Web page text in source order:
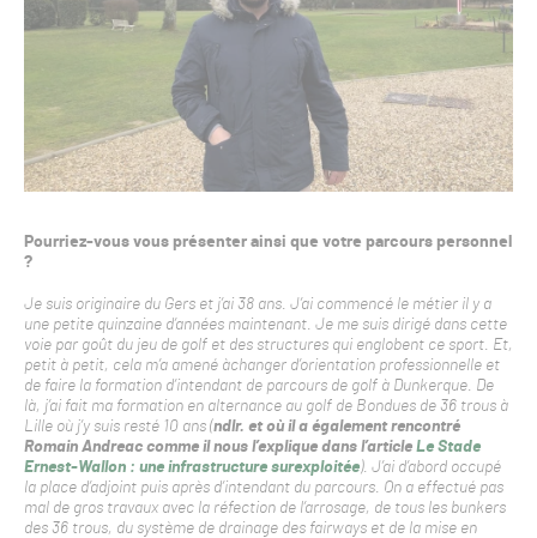
Pourriez-vous vous présenter ainsi que votre parcours personnel
?
Je suis originaire du Gers et j’ai 38 ans. J’ai commencé le métier il y a
une petite quinzaine d’années maintenant. Je me suis dirigé dans cette
voie par goût du jeu de golf et des structures qui englobent ce sport. Et,
petit à petit, cela m’a amené àchanger d’orientation professionnelle et
de faire la formation d’intendant de parcours de golf à Dunkerque. De
là, j’ai fait ma formation en alternance au golf de Bondues de 36 trous à
Lille où j’y suis resté 10 ans (ndlr. et où il a également rencontré
Romain Andreac comme il nous l’explique dans l’article Le Stade
Ernest-Wallon : une infrastructure surexploitée). J’ai d’abord occupé
la place d’adjoint puis après d’intendant du parcours. On a effectué pas
mal de gros travaux avec la réfection de l’arrosage, de tous les bunkers
des 36 trous, du système de drainage des fairways et de la mise en